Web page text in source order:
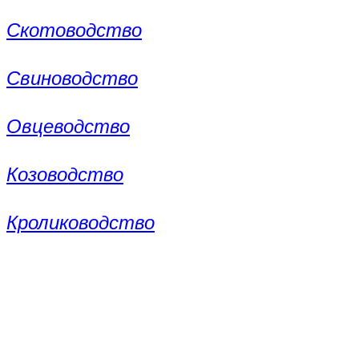
Скотоводство
Свиноводство
Овцеводство
Козоводство
Кролиководство